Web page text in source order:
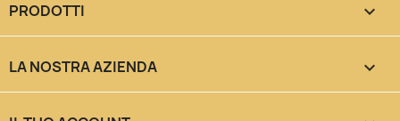
PRODOTTI 
LA NOSTRA AZIENDA 